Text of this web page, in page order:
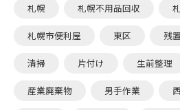
札幌 札幌不用品回収
札幌市便利屋 東区 残
清掃 片付け 生前整理
産業廃棄物 男手作業